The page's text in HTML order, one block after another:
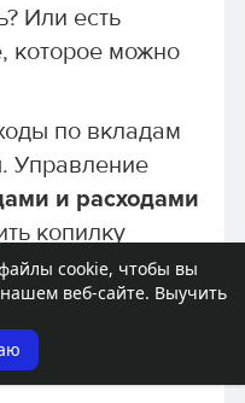
cookie, чтобы вы
веб-сайте. Выучить
Или есть
которое можно
по вкладам
Управление
и расходами
копилку
цифру в
.